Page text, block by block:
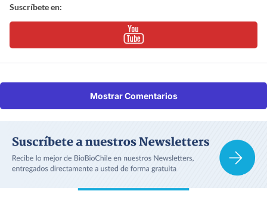
Suscríbete en:
Mostrar Comentarios